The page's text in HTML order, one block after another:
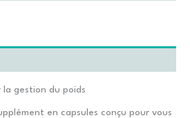
la gestion du poids
en capsules conçu pour vous